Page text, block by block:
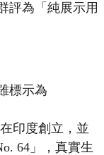
評為「純展示用
標示為
在印度創立，並
64」，真實生